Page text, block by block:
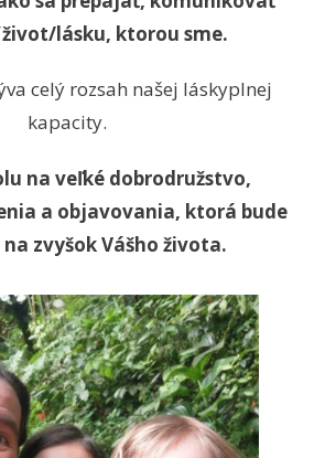
lásku, ktorou sme.
celý rozsah našej láskyplnej
kapacity.
na veľké dobrodružstvo,
a objavovania, ktorá bude
zvyšok Vášho života.